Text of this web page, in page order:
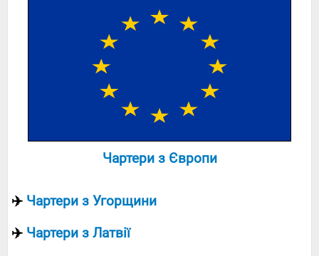
Чартери з Європи
✈️ Чартери з Угорщини
✈️ Чартери з Латвії